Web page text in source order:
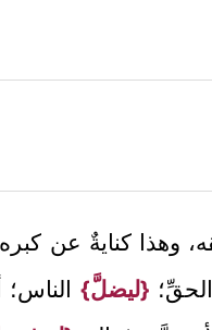
وهذا كنايةٌ عن
{ليضلَّ}